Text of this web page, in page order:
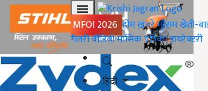
MFOI 2026 होमख़बरेंमौसमखेती-
गैलरीवीडियोमासिक पत्रिकाडायरेक्टरी
हिंदी